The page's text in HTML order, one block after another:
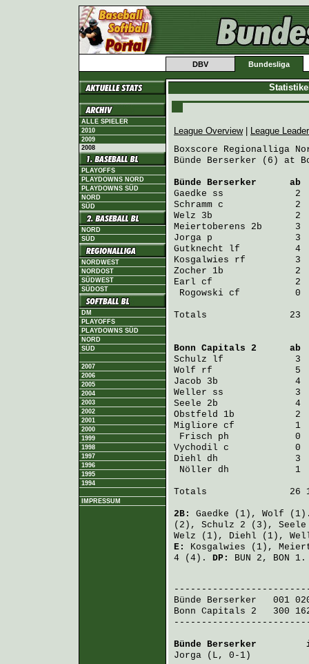
DBV Bundesliga
ALLE SPIELER
2010
2009
2008
PLAYOFFS
PLAYDOWNS NORD
PLAYDOWNS SÜD
NORD
SÜD
NORD
SÜD
NORDWEST
NORDOST
SÜDWEST
SÜDOST
DM
PLAYOFFS
PLAYDOWNS SÜD
NORD
SÜD
2007
2006
2005
2004
2003
2002
2001
2000
1999
1998
1997
1996
1995
1994
IMPRESSUM
League Overview|
League
Boxscore Regionalliga
Bünde Berserker (6) at
Bünde Berserker
ab
Gaedke ss             2
Schramm c             2
Welz 3b               2
Meiertoberens 2b      3
Jorga p               3  0
Gutknecht lf          4  0
Kosgalwies rf         3
Zocher 1b             2
Earl cf               2  1
Rogowski cf          0
Totals               23
Bonn Capitals 2
ab
Schulz lf             3  2
Wolf rf               5  1
Jacob 3b              4
Weller ss             3
Seele 2b              4
Obstfeld 1b           2
Migliore cf           1
Frisch ph            0
Vychodil c            0
Diehl dh              3
Nöller dh            1
Totals               26
2B: Gaedke (1), Wolf
(2), Schulz 2 (3), Seele
Welz (1), Diehl (1),
E: Kosgalwies (1),
4 (4). DP:
BUN 2, BON 1.
Bünde Berserker
001
Bonn Capitals 2
300
Bünde Berserker
Jorga (L, 0-1)